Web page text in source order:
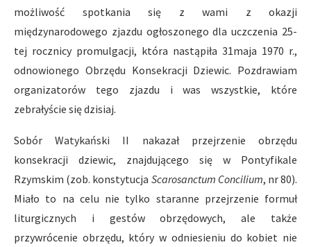
możliwość spotkania się z wami z okazji
międzynarodowego zjazdu ogłoszonego dla uczczenia 25-
tej rocznicy promulgacji, która nastąpiła 31maja 1970 r.,
odnowionego Obrzędu Konsekracji Dziewic. Pozdrawiam
organizatorów tego zjazdu i was wszystkie, które
zebrałyście się dzisiaj.
Sobór Watykański II nakazał przejrzenie obrzędu
konsekracji dziewic, znajdującego się w Pontyfikale
Rzymskim (zob. konstytucja Scarosanctum Concilium, nr 80).
Miało to na celu nie tylko staranne przejrzenie formuł
liturgicznych i gestów obrzędowych, ale także
przywrócenie obrzędu, który w odniesieniu do kobiet nie